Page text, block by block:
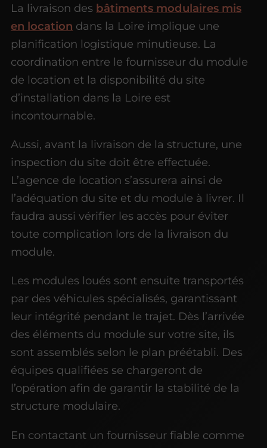
La livraison des bâtiments modulaires mis
en location dans la Loire implique une
planification logistique minutieuse. La
coordination entre le fournisseur du module
de location et la disponibilité du site
d’installation dans la Loire est
incontournable.
Aussi, avant la livraison de la structure, une
inspection du site doit être effectuée.
L’agence de location s’assurera ainsi de
l’adéquation du site et du module à livrer. Il
faudra aussi vérifier les accès pour éviter
toute complication lors de la livraison du
module.
Les modules loués sont ensuite transportés
par des véhicules spécialisés, garantissant
leur intégrité pendant le trajet. Dès l’arrivée
des éléments du module sur votre site, ils
sont assemblés selon le plan préétabli. Des
équipes qualifiées se chargeront de
l’opération afin de garantir la stabilité de la
structure modulaire.
En contactant un fournisseur fiable comme